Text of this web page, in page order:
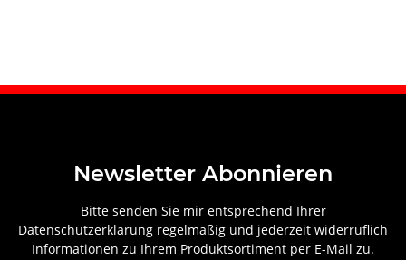
Newsletter Abonnieren
Bitte senden Sie mir entsprechend Ihrer
Datenschutzerklärung regelmäßig und jederzeit widerruflich
Informationen zu Ihrem Produktsortiment per E-Mail zu.